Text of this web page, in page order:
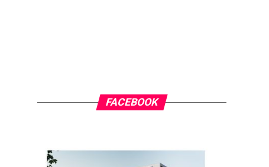
FACEBOOK